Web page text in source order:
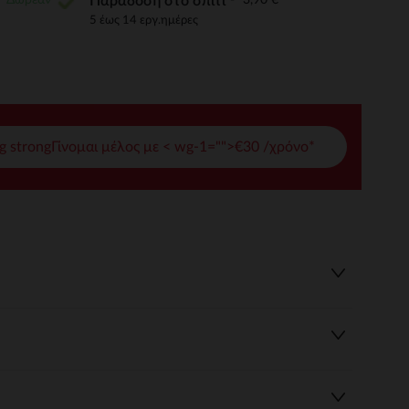
σας 5 έως 14 εργ.ημέρες
strongΓίνομαι μέλος με < wg-1="">€30 /χρόνο*